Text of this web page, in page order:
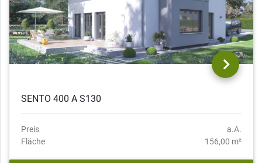
SENTO 400 A S130
Preis
a.A.
Fläche
156,00 m²